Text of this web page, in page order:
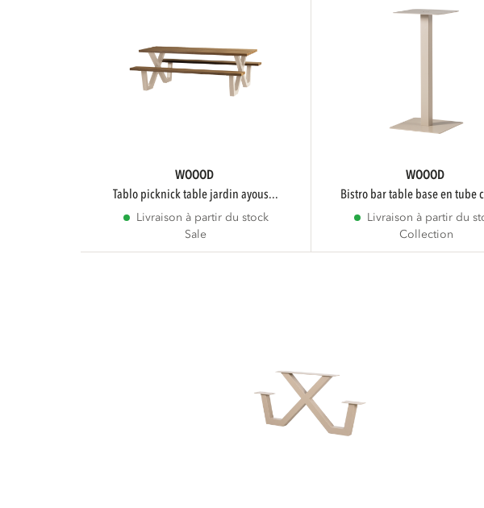
WOOOD
tablo picknick table jardin ayous...
Livraison à partir du stock
Sale
WOOOD
bistro bar table base en tube
Livraison à partir du
Collection